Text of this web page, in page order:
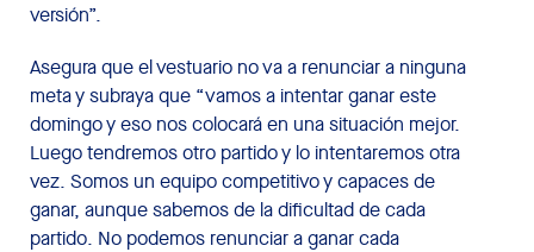
versión”.
Asegura que el vestuario no va a renunciar a ninguna
meta y subraya que “vamos a intentar ganar este
domingo y eso nos colocará en una situación mejor.
Luego tendremos otro partido y lo intentaremos otra
vez. Somos un equipo competitivo y capaces de
ganar, aunque sabemos de la dificultad de cada
partido. No podemos renunciar a ganar cada